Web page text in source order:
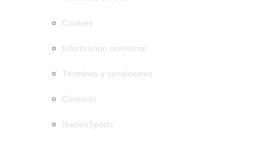
Cookies
Información comercial
Términos y condiciones
Contacto
NucleoSports